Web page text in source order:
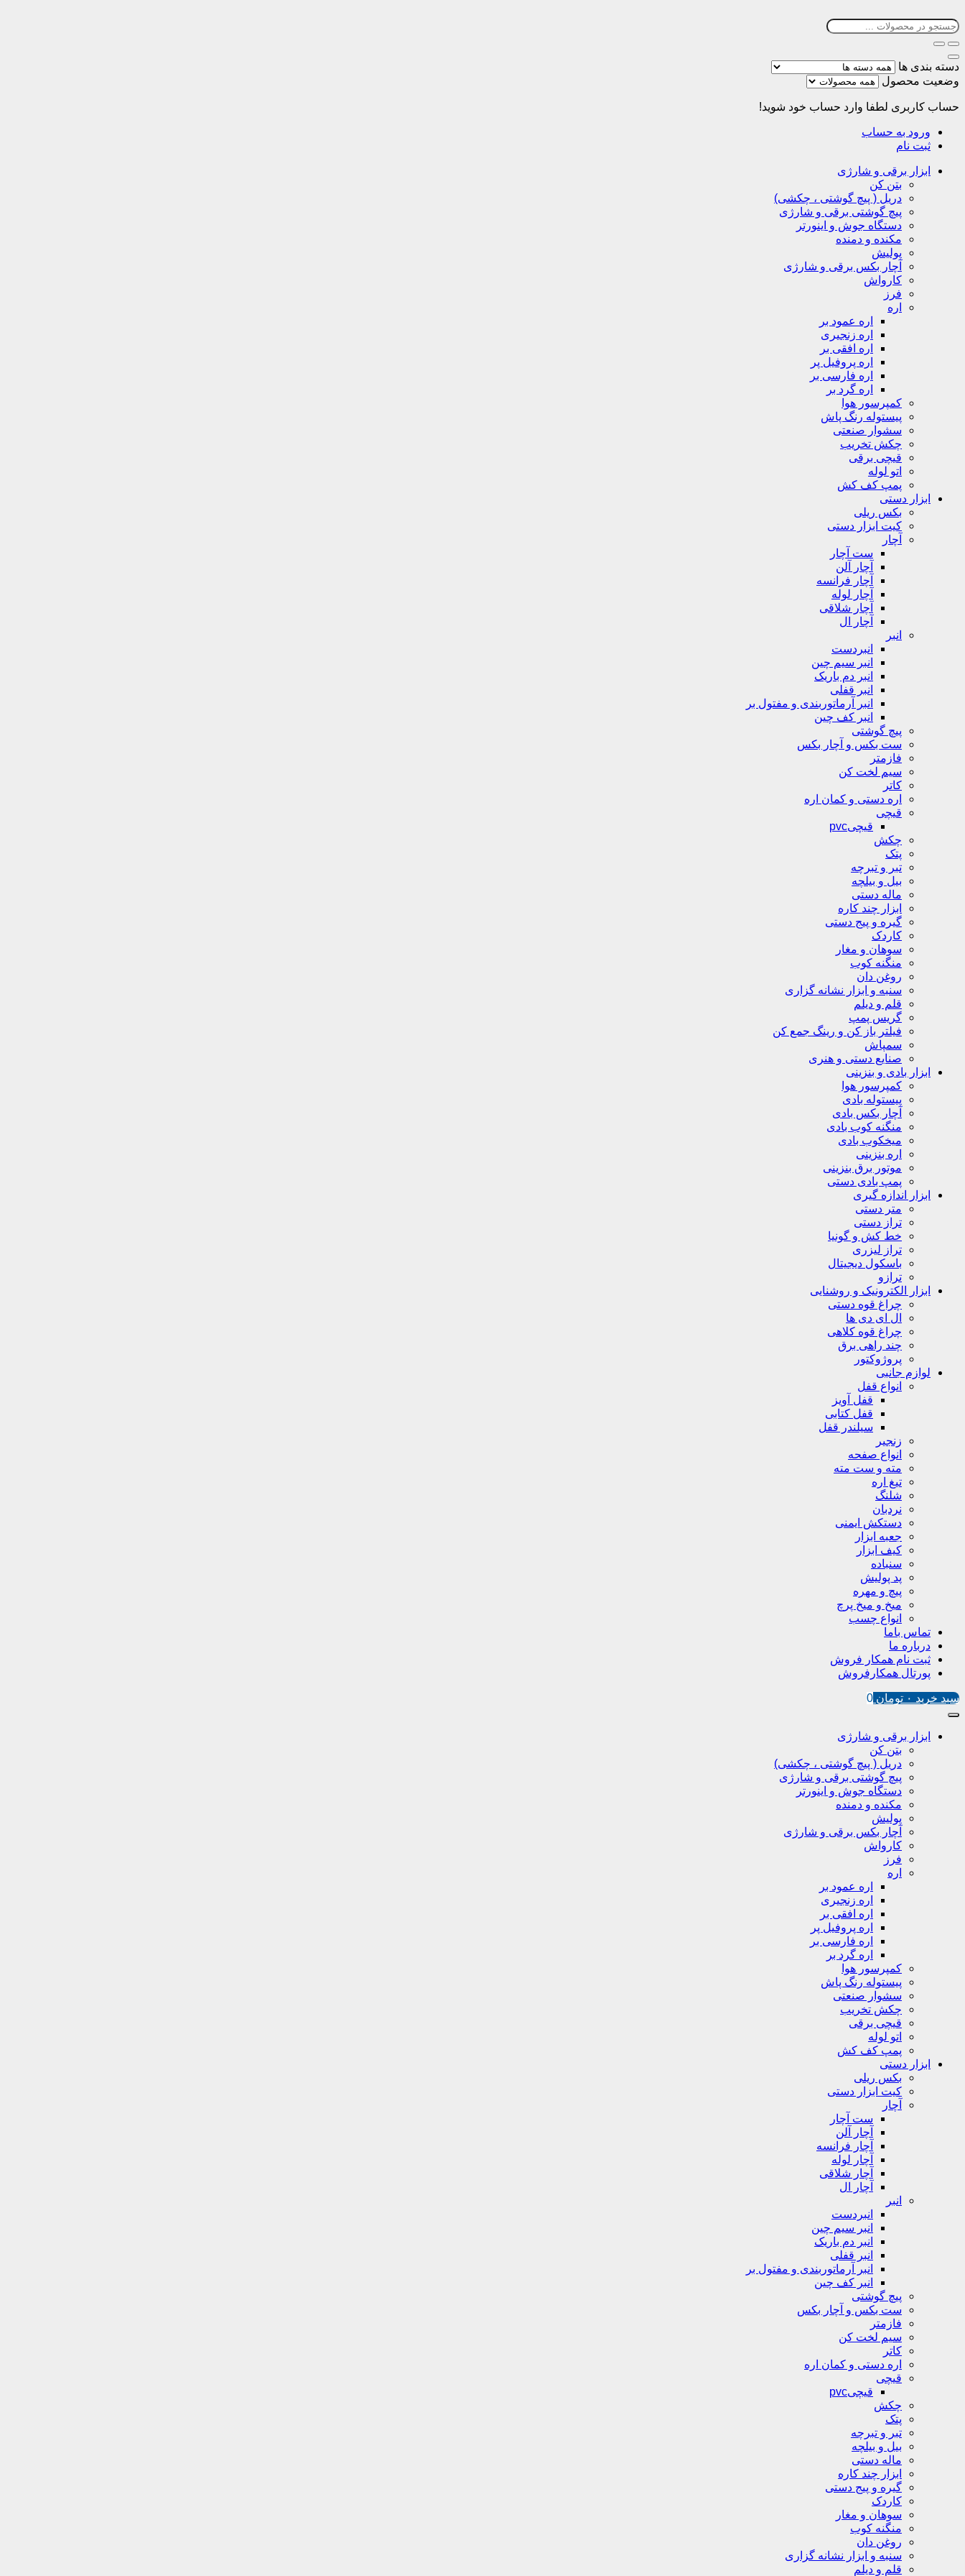
دسته بندی ها
وضعیت محصول
حساب کاربری لطفا وارد حساب خود شوید!
ورود به حساب
ثبت نام
ابزار برقی و شارژی
بتن کن
دریل ( پیچ گوشتی ، چکشی)
پیچ گوشتی برقی و شارژی
دستگاه جوش و اینورتر
مکنده و دمنده
پولیش
آچار بکس برقی و شارژی
کارواش
فرز
اره
اره عمود بر
اره زنجیری
اره افقی بر
اره پروفیل پر
اره فارسی بر
اره گرد بر
کمپرسور هوا
پیستوله رنگ پاش
سشوار صنعتی
چکش تخریب
قیچی برقی
اتو لوله
پمپ کف کش
ابزار دستی
بکس ریلی
کیت ابزار دستی
آچار
ست آچار
آچار آلن
آچار فرانسه
آچار لوله
آچار شلاقی
آچار ال
انبر
انبردست
انبر سیم چین
انبر دم باریک
انبر قفلی
انبر آرماتوربندی و مفتول بر
انبر کف چین
پیچ گوشتی
ست بکس و آچار بکس
فازمتر
سیم لخت کن
کاتر
اره دستی و کمان اره
قیچی
قیچیpvc
چکش
پتک
تبر و تبرچه
بیل و بیلچه
ماله دستی
ابزار چند کاره
گیره و پیج دستی
کاردک
سوهان و مغار
منگنه کوب
روغن دان
سنبه و ابزار نشانه گزاری
قلم و دیلم
گریس پمپ
فیلتر باز کن و رینگ جمع کن
سمپاش
صنایع دستی و هنری
ابزار بادی و بنزینی
کمپرسور هوا
پیستوله بادی
آچار بکس بادی
منگنه کوب بادی
میخکوب بادی
اره بنزینی
موتور برق بنزینی
پمپ بادی دستی
ابزار اندازه گیری
متر دستی
تراز دستی
خط کش و گونیا
تراز لیزری
باسکول دیجیتال
ترازو
ابزار الکترونیک و روشنایی
چراغ قوه دستی
ال ای دی ها
چراغ قوه کلاهی
چند راهی برق
پروژوکتور
لوازم جانبی
انواع قفل
قفل آویز
قفل کتابی
سیلندر قفل
زنجیر
انواع صفحه
مته و ست مته
تیغ اره
شلنگ
نردبان
دستکش ایمنی
جعبه ابزار
کیف ابزار
سنباده
پد پولیش
پیچ و مهره
میخ و میخ پرچ
انواع چسب
تماس باما
درباره ما
ثبت نام همکار فروش
پورتال همکارفروش
سبد خرید ۰ تومان 0
ابزار برقی و شارژی
بتن کن
دریل ( پیچ گوشتی ، چکشی)
پیچ گوشتی برقی و شارژی
دستگاه جوش و اینورتر
مکنده و دمنده
پولیش
آچار بکس برقی و شارژی
کارواش
فرز
اره
اره عمود بر
اره زنجیری
اره افقی بر
اره پروفیل پر
اره فارسی بر
اره گرد بر
کمپرسور هوا
پیستوله رنگ پاش
سشوار صنعتی
چکش تخریب
قیچی برقی
اتو لوله
پمپ کف کش
ابزار دستی
بکس ریلی
کیت ابزار دستی
آچار
ست آچار
آچار آلن
آچار فرانسه
آچار لوله
آچار شلاقی
آچار ال
انبر
انبردست
انبر سیم چین
انبر دم باریک
انبر قفلی
انبر آرماتوربندی و مفتول بر
انبر کف چین
پیچ گوشتی
ست بکس و آچار بکس
فازمتر
سیم لخت کن
کاتر
اره دستی و کمان اره
قیچی
قیچیpvc
چکش
پتک
تبر و تبرچه
بیل و بیلچه
ماله دستی
ابزار چند کاره
گیره و پیج دستی
کاردک
سوهان و مغار
منگنه کوب
روغن دان
سنبه و ابزار نشانه گزاری
قلم و دیلم